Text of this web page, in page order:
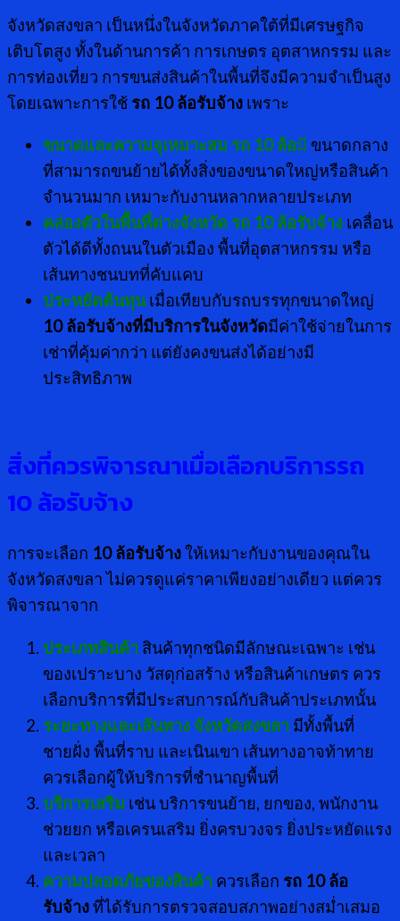
จังหวัดสงขลา เป็นหนึ่งในจังหวัดภาคใต้ที่มีเศรษฐกิจ
เติบโตสูง ทั้งในด้านการค้า การเกษตร อุตสาหกรรม และ
การท่องเที่ยว การขนส่งสินค้าในพื้นที่จึงมีความจำเป็นสูง
โดยเฉพาะการใช้ รถ 10 ล้อรับจ้าง เพราะ
ขนาดและความจุเหมาะสม รถ 10 ล้อมี ขนาดกลาง
ที่สามารถขนย้ายได้ทั้งสิ่งของขนาดใหญ่หรือสินค้า
จำนวนมาก เหมาะกับงานหลากหลายประเภท
คล่องตัวในพื้นที่ต่างจังหวัด รถ 10 ล้อรับจ้าง เคลื่อน
ตัวได้ดีทั้งถนนในตัวเมือง พื้นที่อุตสาหกรรม หรือ
เส้นทางชนบทที่คับแคบ
ประหยัดต้นทุน เมื่อเทียบกับรถบรรทุกขนาดใหญ่
10 ล้อรับจ้างที่มีบริการในจังหวัดมีค่าใช้จ่ายในการ
เช่าที่คุ้มค่ากว่า แต่ยังคงขนส่งได้อย่างมี
ประสิทธิภาพ
สิ่งที่ควรพิจารณาเมื่อเลือกบริการรถ
10 ล้อรับจ้าง
การจะเลือก 10 ล้อรับจ้างให้เหมาะกับงานของคุณใน
จังหวัดสงขลา ไม่ควรดูแค่ราคาเพียงอย่างเดียว แต่ควร
พิจารณาจาก
ประเภทสินค้า สินค้าทุกชนิดมีลักษณะเฉพาะ เช่น
ของเปราะบาง วัสดุก่อสร้าง หรือสินค้าเกษตร ควร
เลือกบริการที่มีประสบการณ์กับสินค้าประเภทนั้น
ระยะทางและเส้นทาง จังหวัดสงขลา มีทั้งพื้นที่
ชายฝั่ง พื้นที่ราบ และเนินเขา เส้นทางอาจท้าทาย
ควรเลือกผู้ให้บริการที่ชำนาญพื้นที่
บริการเสริม เช่น บริการขนย้าย, ยกของ, พนักงาน
ช่วยยก หรือเครนเสริม ยิ่งครบวงจร ยิ่งประหยัดแรง
และเวลา
ความปลอดภัยของสินค้า ควรเลือก รถ 10 ล้อ
รับจ้างที่ได้รับการตรวจสอบสภาพอย่างสม่ำเสมอ